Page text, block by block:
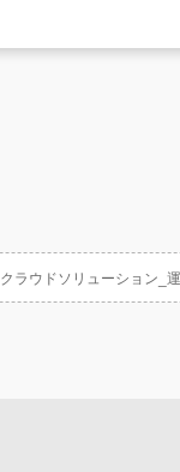
ラウドソリューション_